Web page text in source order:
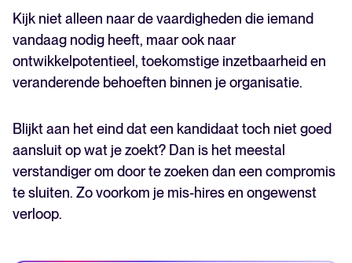
Kijk niet alleen naar de vaardigheden die iemand
vandaag nodig heeft, maar ook naar
ontwikkelpotentieel, toekomstige inzetbaarheid en
veranderende behoeften binnen je organisatie.
Blijkt aan het eind dat een kandidaat toch niet goed
aansluit op wat je zoekt? Dan is het meestal
verstandiger om door te zoeken dan een compromis
te sluiten. Zo voorkom je mis-hires en ongewenst
verloop.